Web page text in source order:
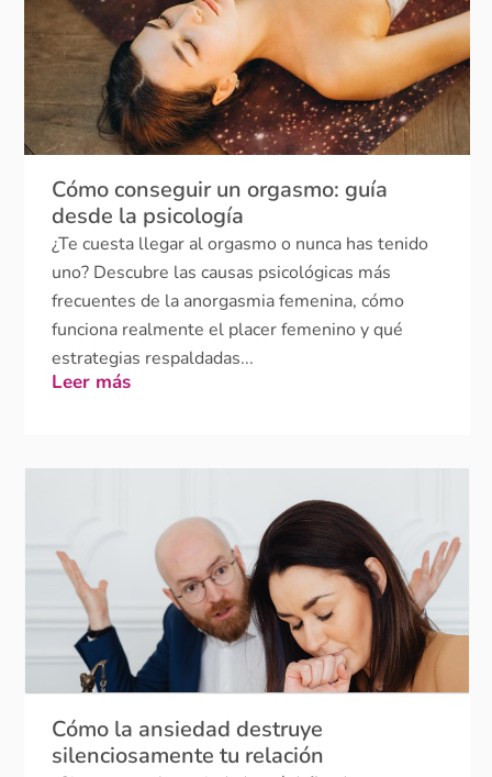
Cómo conseguir un orgasmo: guía
¿Te cuesta llegar al orgasmo o nunca has tenido
uno? Descubre las causas psicológicas más
frecuentes de la anorgasmia femenina, cómo
funciona realmente el placer femenino y qué
estrategias respaldadas...
Leer más
Cómo la ansiedad destruye
¿Sientes que la ansiedad está dañando tu
relación de pareja? La búsqueda constante de